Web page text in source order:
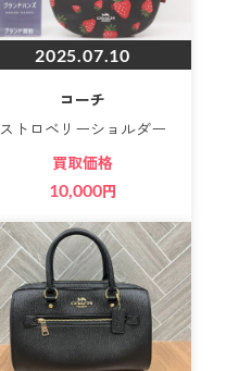
2025.07.10
コーチ
ストロベリーショルダー
買取価格
10,000円